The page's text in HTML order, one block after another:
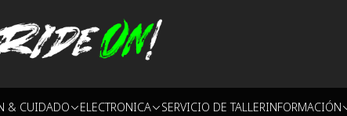
& CUIDADO ELECTRONICA SERVICIO DE TALLERINFORMACIÓN